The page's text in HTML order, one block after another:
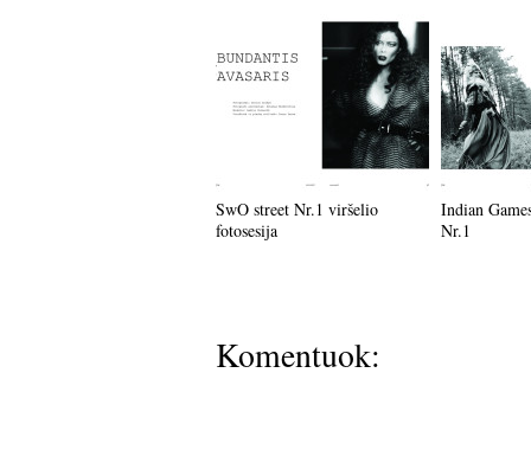
SwO street Nr.1 viršelio
fotosesija
Indian
Nr.1
Komentuok: